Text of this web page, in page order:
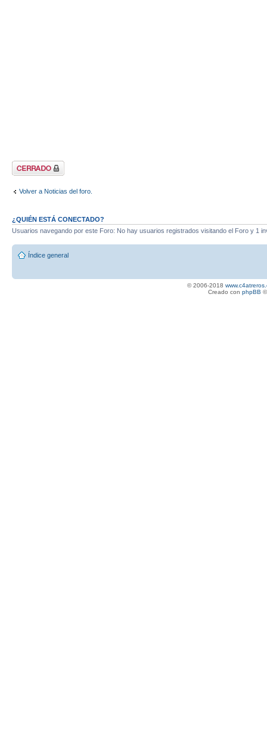
Tema cerrado
Volver a Noticias del foro.
¿QUIÉN ESTÁ CONECTADO?
Usuarios navegando por este Foro: No hay usuarios registrados visitando el Foro y 1
Índice general
© 2006-2018
Creado con phpBB